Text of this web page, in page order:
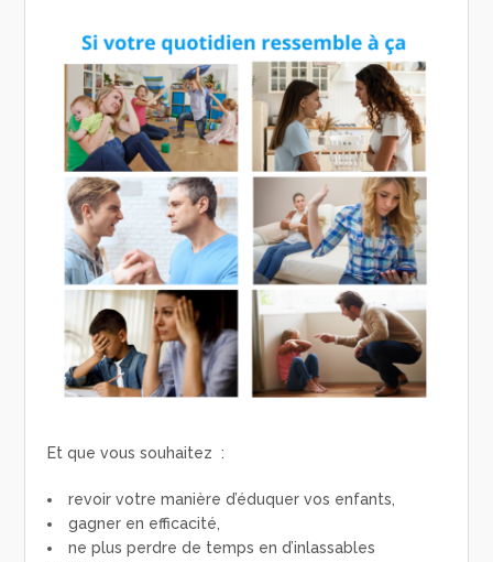
Et que vous souhaitez :
revoir votre manière d’éduquer vos enfants,
gagner en efficacité,
ne plus perdre de temps en d’inlassables